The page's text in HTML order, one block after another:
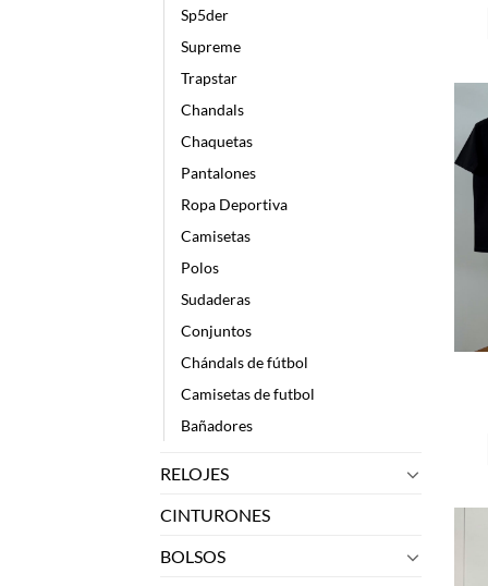
Sp5der
Supreme
Trapstar
Chandals
Chaquetas
Pantalones
Ropa Deportiva
Camisetas
Polos
Sudaderas
Conjuntos
Chándals de fútbol
Camisetas de futbol
Bañadores
RELOJES
CINTURONES
BOLSOS